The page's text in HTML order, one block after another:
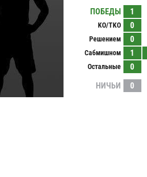
ПОБЕДЫ
1
KO/TKO 0
Решением
0
Сабмишном
1
Остальные
0
НИЧЬИ 0